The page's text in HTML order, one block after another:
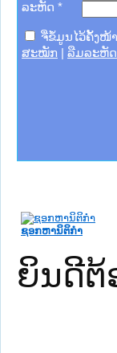
ລະຫັດ *
ຈື່ຂໍ້ມູນໄວ້ຄັ້ງໜ້າ
ສະໝັກ
ລືມລະຫັດ
ຊາຊົນ ພາກເໜືອ
ການ
ກາງ
ກໃຕ້
ນຕຳຫຼວດປະຊາ
ສັນຕິບານປະຊ
ກເໜືອ
ຊາຊົນ ພາກກາງ
ຊອກຫານິຕິກໍາ
ຍິນດີຕ້